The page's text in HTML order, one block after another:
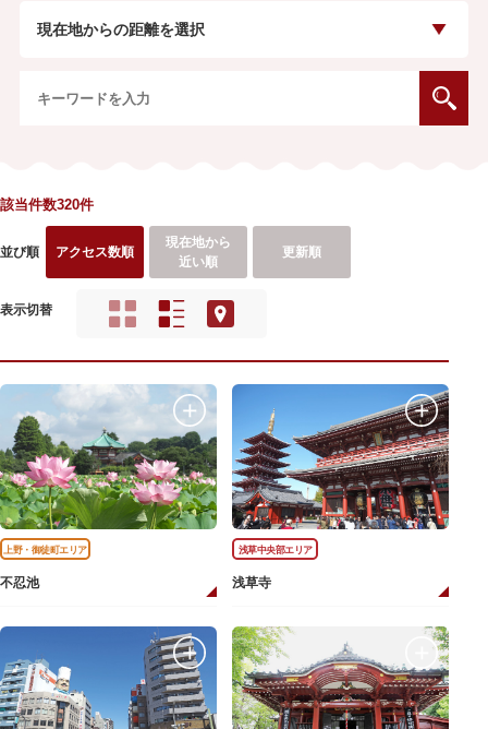
現在地からの距離を選択
該当件数320件
並び順 アクセス数順
現在地から
近い順
更新順
表示切替
上野・御徒町エリア
不忍池
浅草中央部エリア
浅草寺